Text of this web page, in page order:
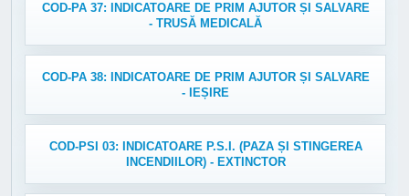
COD-PA 37: INDICATOARE DE PRIM AJUTOR ȘI SALVARE
- TRUSĂ MEDICALĂ
COD-PA 38: INDICATOARE DE PRIM AJUTOR ȘI SALVARE
- IEȘIRE
COD-PSI 03: INDICATOARE P.S.I. (PAZA ȘI STINGEREA
INCENDIILOR) - EXTINCTOR